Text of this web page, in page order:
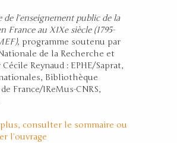
de l’enseignement public de la
France au XIXesiècle (1795-
programme soutenu par
de la Recherche et
Reynaud : EPHE/Saprat,
Bibliothèque
France/IReMus-CNRS,
consulter le sommaire ou
l’ouvrage